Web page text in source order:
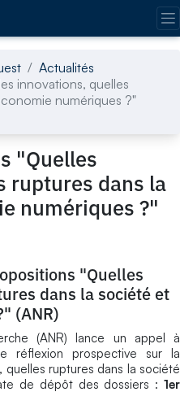
Actualités
innovations, quelles
numériques ?"
"Quelles
ruptures dans la
numériques ?"
"Quelles
dans la société et
(ANR)
(ANR) lance un appel à
réflexion prospective sur la
ruptures dans la société
de dépôt des dossiers : 1er